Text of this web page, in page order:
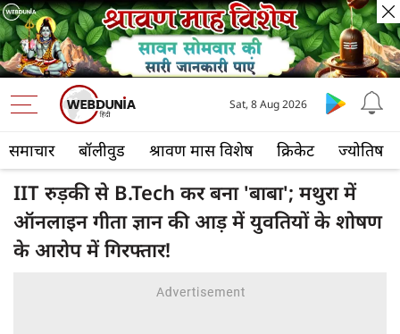
समाचार बॉलीवुड श्रावण मास विशेष क्रिकेट ज्योतिष
Sat, 8 Aug 2026
IIT रुड़की से B.Tech कर बना 'बाबा'; मथुरा में
ऑनलाइन गीता ज्ञान की आड़ में युवतियों के शोषण
के आरोप में गिरफ्तार!